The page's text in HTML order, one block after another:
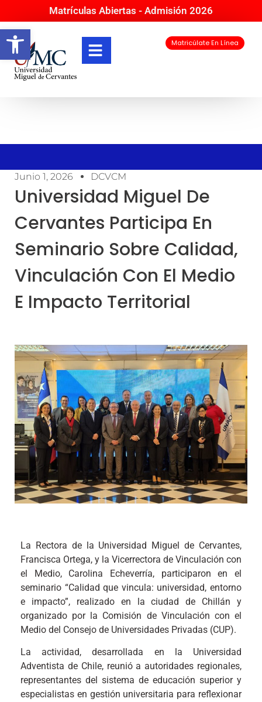
Abrir barra de herramientas
Matrículas Abiertas - Admisión 2026
Matricúlate En Línea
Junio 1, 2026 DCVCM
Universidad Miguel De
Cervantes Participa En
Seminario Sobre Calidad,
Vinculación Con El Medio
E Impacto Territorial
La Rectora de la Universidad Miguel de Cervantes,
Francisca Ortega, y la Vicerrectora de Vinculación con
el Medio, Carolina Echeverría, participaron en el
seminario “Calidad que vincula: universidad, entorno
e impacto”, realizado en la ciudad de Chillán y
organizado por la Comisión de Vinculación con el
Medio del Consejo de Universidades Privadas (CUP).
La actividad, desarrollada en la Universidad
Adventista de Chile, reunió a autoridades regionales,
representantes del sistema de educación superior y
especialistas en gestión universitaria para reflexionar